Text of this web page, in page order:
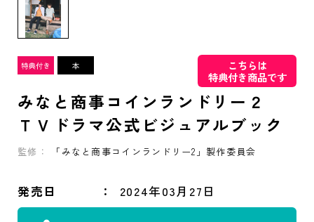
こちらは
特典付き商品です
みなと商事コインランドリー２
ＴＶドラマ公式ビジュアルブック
監修： 「みなと商事コインランドリー2」製作委員会
発売日 2024年03月27日